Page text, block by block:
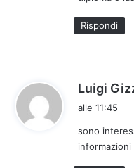
Rispondi
Luigi
alle 11:45
sono
informazioni